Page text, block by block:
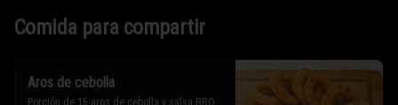
Comida para compartir
Aros de cebolla
Porción de 15 aros de cebolla y salsa BBQ.